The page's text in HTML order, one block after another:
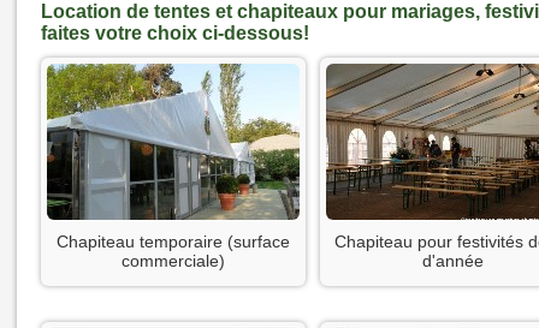
Location de tentes et chapiteaux pour mariages,
faites votre choix ci-dessous!
Chapiteau temporaire (surface
commerciale)
Chapiteau pour festivités
d'année